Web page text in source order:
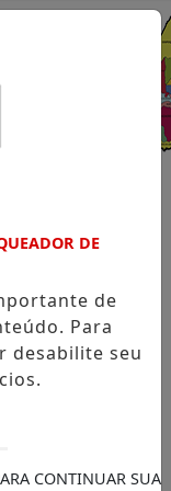
DE
de
Para
desabilite seu
CONTINUAR SUA